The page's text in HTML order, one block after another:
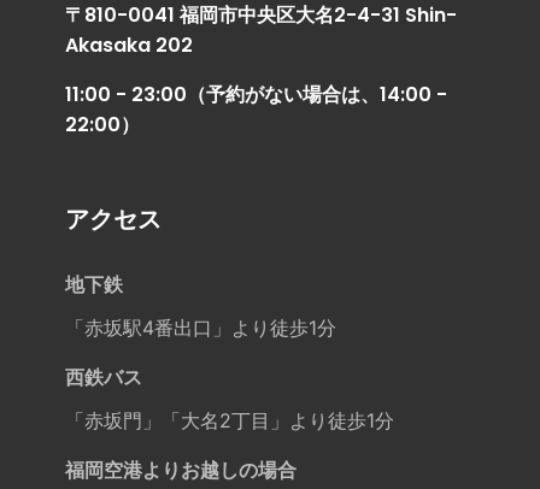
〒810-0041 福岡市中央区大名2-4-31 Shin-
Akasaka 202
11:00 - 23:00（予約がない場合は、14:00 -
22:00）
アクセス
地下鉄
「赤坂駅4番出口」より徒歩1分
西鉄バス
「赤坂門」「大名2丁目」より徒歩1分
福岡空港よりお越しの場合